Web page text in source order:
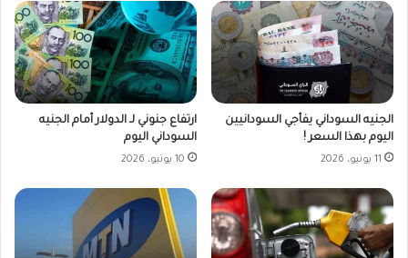
الجنيه السوداني يفأجي السودانيين
اليوم بهذا السعر !
11 يونيو، 2026
ارتفاع جنوني لـ الدولار أمام الجنيه
السوداني اليوم
10 يونيو، 2026